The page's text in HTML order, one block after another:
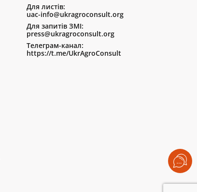
Для листів:
uac-info@ukragroconsult.org
Для запитів ЗМІ:
press@ukragroconsult.org
Телеграм-канал:
https://t.me/UkrAgroConsult